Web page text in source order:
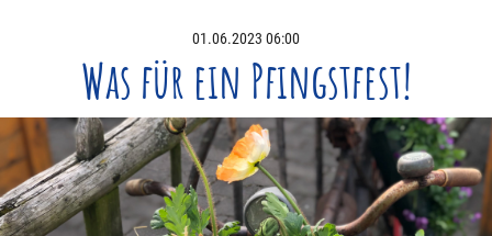
Navigation überspringen01.06.2023 06:00
Was für ein Pfingstfest!